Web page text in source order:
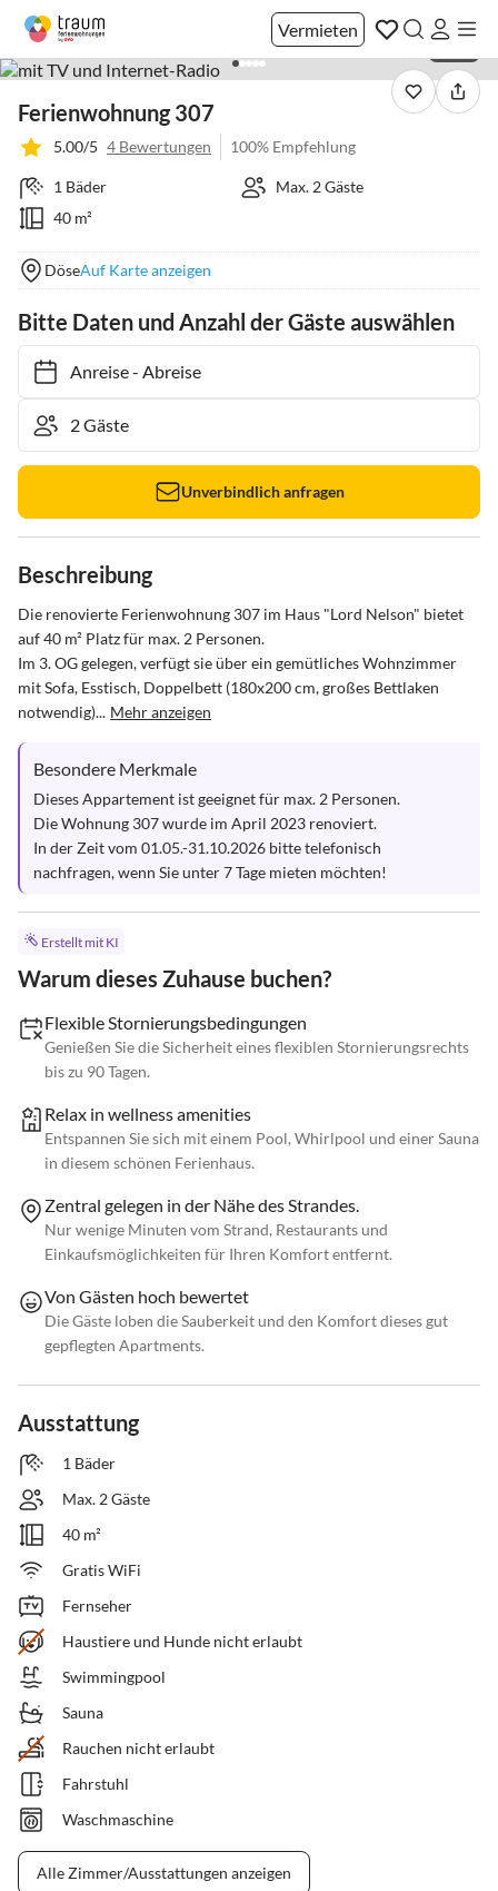
Vermieten
Ferienwohnung 307
5.00/5 4 Bewertungen 100% Empfehlung
1 Bäder
Max. 2 Gäste
40 m²
DöseAuf Karte anzeigen
Bitte Daten und Anzahl der Gäste auswählen
Anreise- Abreise
Unverbindlich anfragen
Beschreibung
Die renovierte Ferienwohnung 307 im Haus "Lord Nelson" bietet
auf 40 m² Platz für max. 2 Personen.
Im 3. OG gelegen, verfügt sie über ein gemütliches Wohnzimmer
mit Sofa, Esstisch, Doppelbett (180x200 cm, großes Bettlaken
notwendig)... Mehr anzeigen
Besondere Merkmale
Dieses Appartement ist geeignet für max. 2 Personen.
Die Wohnung 307 wurde im April 2023 renoviert.
In der Zeit vom 01.05.-31.10.2026 bitte telefonisch
nachfragen, wenn Sie unter 7 Tage mieten möchten!
Erstellt mit KI
Warum dieses Zuhause buchen?
Flexible Stornierungsbedingungen
Genießen Sie die Sicherheit eines flexiblen Stornierungsrechts
bis zu 90 Tagen.
Relax in wellness amenities
Entspannen Sie sich mit einem Pool, Whirlpool und einer Sauna
in diesem schönen Ferienhaus.
Zentral gelegen in der Nähe des Strandes.
Nur wenige Minuten vom Strand, Restaurants und
Einkaufsmöglichkeiten für Ihren Komfort entfernt.
Von Gästen hoch bewertet
Die Gäste loben die Sauberkeit und den Komfort dieses gut
gepflegten Apartments.
Ausstattung
1 Bäder
Max. 2 Gäste
40 m²
Gratis WiFi
Fernseher
Haustiere und Hunde nicht erlaubt
Swimmingpool
Sauna
Rauchen nicht erlaubt
Fahrstuhl
Waschmaschine
Alle Zimmer/Ausstattungen anzeigen